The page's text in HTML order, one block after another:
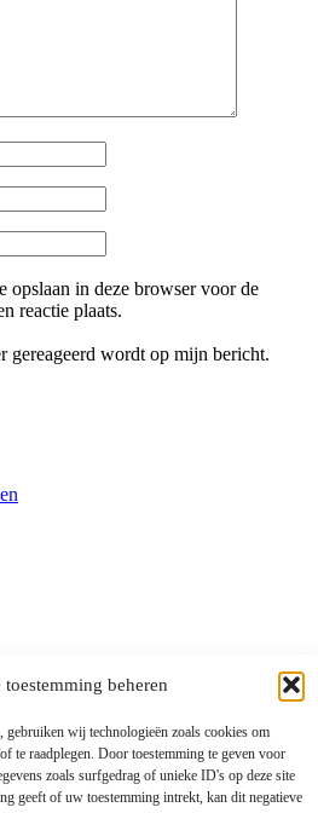
beheren
gebruiken wij technologieën zoals cookies om
te raadplegen. Door toestemming te geven voor
zoals surfgedrag of unieke ID's op deze site
geeft of uw toestemming intrekt, kan dit negatieve
opslaan in deze browser voor de
reactie plaats.
gereageerd wordt op mijn bericht.